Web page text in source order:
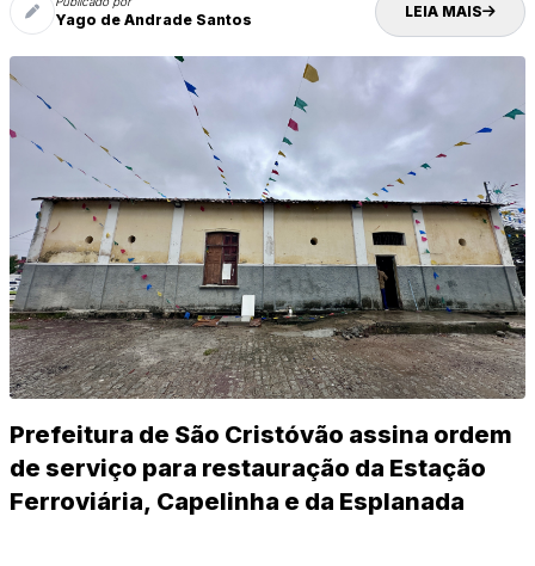
Yago de Andrade Santos LEIA MAIS
Prefeitura de São Cristóvão assina ordem
de serviço para restauração da Estação
Ferroviária, Capelinha e da Esplanada